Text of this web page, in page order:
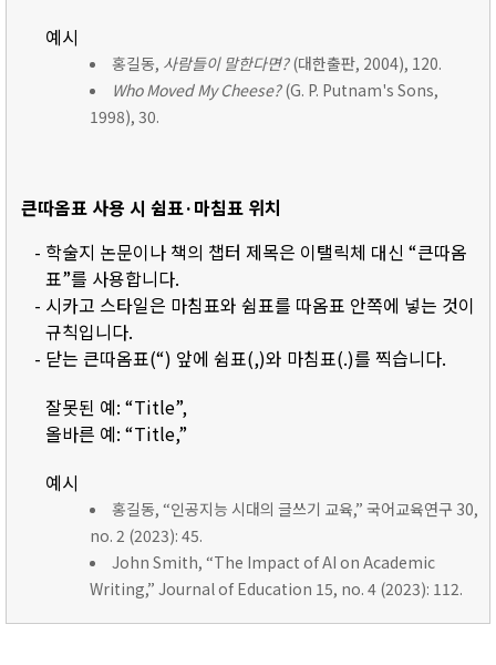
예시
홍길동, 사람들이 말한다면?(대한출판, 2004), 120.
Who Moved My Cheese?(G. P. Putnam's Sons,
1998), 30.
큰따옴표 사용 시 쉼표·마침표 위치
- 학술지 논문이나 책의 챕터 제목은 이탤릭체 대신 “큰따옴
표”를 사용합니다.
- 시카고 스타일은 마침표와 쉼표를 따옴표 안쪽에 넣는 것이
규칙입니다.
- 닫는 큰따옴표(“) 앞에 쉼표(,)와 마침표(.)를 찍습니다.
잘못된 예: “Title”,
올바른 예: “Title,”
예시
홍길동, “인공지능 시대의 글쓰기 교육,” 국어교육연구 30,
no. 2 (2023): 45.
John Smith, “The Impact of AI on Academic
Writing,” Journal of Education 15, no. 4 (2023): 112.